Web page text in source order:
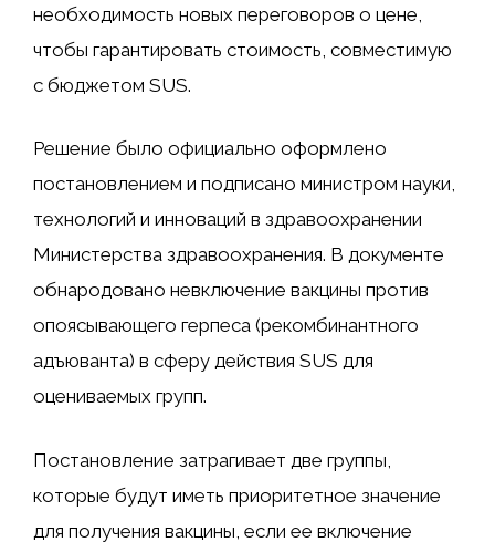
необходимость новых переговоров о цене,
чтобы гарантировать стоимость, совместимую
с бюджетом SUS.
Решение было официально оформлено
постановлением и подписано министром науки,
технологий и инноваций в здравоохранении
Министерства здравоохранения. В документе
обнародовано невключение вакцины против
опоясывающего герпеса (рекомбинантного
адъюванта) в сферу действия SUS для
оцениваемых групп.
Постановление затрагивает две группы,
которые будут иметь приоритетное значение
для получения вакцины, если ее включение